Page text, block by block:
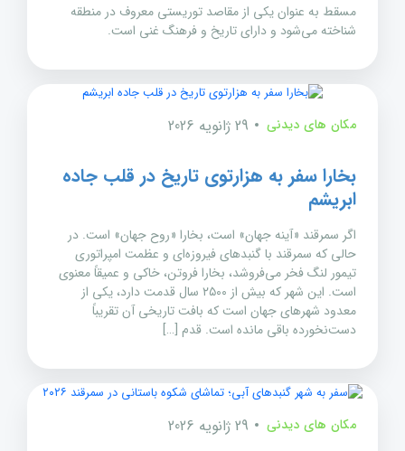
مسقط به عنوان یکی از مقاصد توریستی معروف در منطقه
شناخته می‌شود و دارای تاریخ و فرهنگ غنی است.
مکان های دیدنی 29 ژانویه 2026
بخارا سفر به هزارتوی تاریخ در قلب جاده
ابریشم
اگر سمرقند «آینه جهان» است، بخارا «روح جهان» است. در
حالی که سمرقند با گنبدهای فیروزه‌ای و عظمت امپراتوری
تیمور لنگ فخر می‌فروشد، بخارا فروتن، خاکی و عمیقاً معنوی
است. این شهر که بیش از ۲۵۰۰ سال قدمت دارد، یکی از
معدود شهرهای جهان است که بافت تاریخی آن تقریباً
دست‌نخورده باقی مانده است. قدم […]
مکان های دیدنی 29 ژانویه 2026